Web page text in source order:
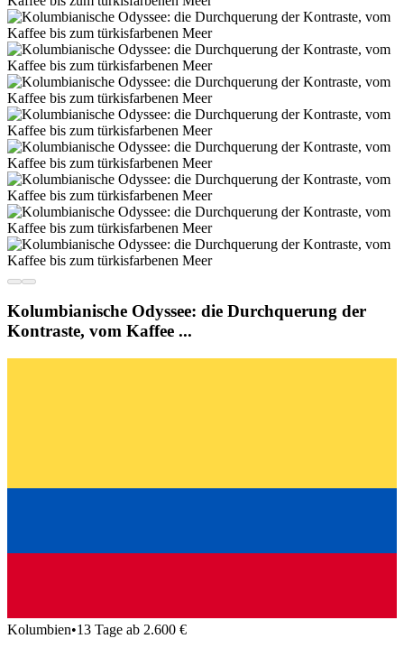
Kolumbianische Odyssee: die Durchquerung der
Kontraste, vom Kaffee ...
Kolumbien•13 Tage ab 2.600 €